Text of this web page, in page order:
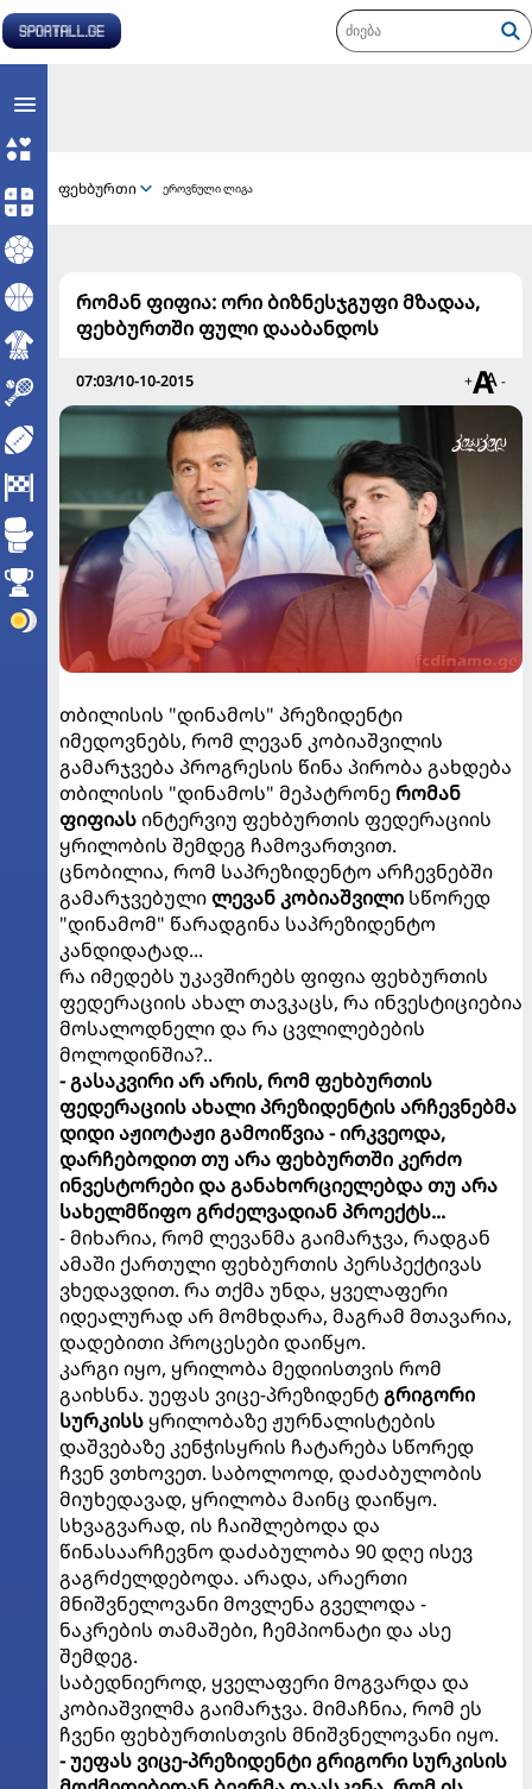
ფეხბურთი ეროვნული ლიგა
რომან ფიფია: ორი ბიზნესჯგუფი მზადაა,
ფეხბურთში ფული დააბანდოს
07:03/10-10-2015 + -
თბილისის "დინამოს" პრეზიდენტი
იმედოვნებს, რომ ლევან კობიაშვილის
გამარჯვება პროგრესის წინა პირობა გახდება
თბილისის "დინამოს" მეპატრონერომან
ფიფიასინტერვიუ ფეხბურთის ფედერაციის
ყრილობის შემდეგ ჩამოვართვით.
ცნობილია, რომ საპრეზიდენტო არჩევნებში
გამარჯვებული ლევან კობიაშვილი სწორედ
"დინამომ" წარადგინა საპრეზიდენტო
კანდიდატად...
რა იმედებს უკავშირებს ფიფია ფეხბურთის
ფედერაციის ახალ თავკაცს, რა ინვესტიციებია
მოსალოდნელი და რა ცვლილებების
მოლოდინშია?..
- გასაკვირი არ არის, რომ ფეხბურთის
ფედერაციის ახალი პრეზიდენტის არჩევნებმა
დიდი აჟიოტაჟი გამოიწვია - ირკვეოდა,
დარჩებოდით თუ არა ფეხბურთში კერძო
ინვესტორები და განახორციელებდა თუ არა
სახელმწიფო გრძელვადიან პროექტს...
- მიხარია, რომ ლევანმა გაიმარჯვა, რადგან
ამაში ქართული ფეხბურთის პერსპექტივას
ვხედავდით. რა თქმა უნდა, ყველაფერი
იდეალურად არ მომხდარა, მაგრამ მთავარია,
დადებითი პროცესები დაიწყო.
კარგი იყო, ყრილობა მედიისთვის რომ
გაიხსნა. უეფას ვიცე-პრეზიდენტგრიგორი
სურკისს ყრილობაზე ჟურნალისტების
დაშვებაზე კენჭისყრის ჩატარება სწორედ
ჩვენ ვთხოვეთ. საბოლოოდ, დაძაბულობის
მიუხედავად, ყრილობა მაინც დაიწყო.
სხვაგვარად, ის ჩაიშლებოდა და
წინასაარჩევნო დაძაბულობა 90 დღე ისევ
გაგრძელდებოდა. არადა, არაერთი
მნიშვნელოვანი მოვლენა გველოდა -
ნაკრების თამაშები, ჩემპიონატი და ასე
შემდეგ.
საბედნიეროდ, ყველაფერი მოგვარდა და
კობიაშვილმა გაიმარჯვა. მიმაჩნია, რომ ეს
ჩვენი ფეხბურთისთვის მნიშვნელოვანი იყო.
- უეფას ვიცე-პრეზიდენტი გრიგორი სურკისის